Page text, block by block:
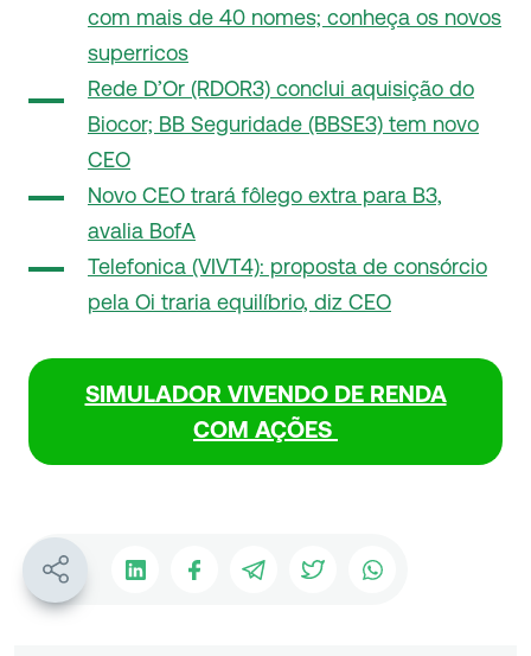
com mais de 40 nomes; conheça os novos
superricos
Rede D’Or (RDOR3) conclui aquisição do
Biocor; BB Seguridade (BBSE3) tem novo
CEO
Novo CEO trará fôlego extra para B3,
avalia BofA
Telefonica (VIVT4): proposta de consórcio
pela Oi traria equilíbrio, diz CEO
SIMULADOR VIVENDO DE RENDA
COM AÇÕES